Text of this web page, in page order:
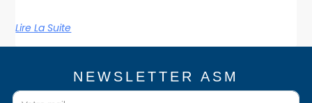
Lire La Suite
NEWSLETTER ASM